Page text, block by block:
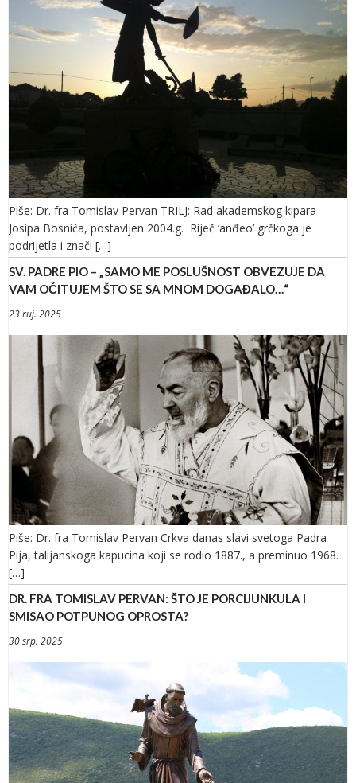
Piše: Dr. fra Tomislav Pervan TRILJ: Rad akademskog kipara
Josipa Bosnića, postavljen 2004.g. Riječ ‘anđeo’ grčkoga je
podrijetla i znači […]
SV. PADRE PIO – „SAMO ME POSLUŠNOST OBVEZUJE DA
VAM OČITUJEM ŠTO SE SA MNOM DOGAĐALO…“
23 ruj. 2025
Piše: Dr. fra Tomislav Pervan Crkva danas slavi svetoga Padra
Pija, talijanskoga kapucina koji se rodio 1887., a preminuo 1968.
[…]
DR. FRA TOMISLAV PERVAN: ŠTO JE PORCIJUNKULA I
SMISAO POTPUNOG OPROSTA?
30 srp. 2025